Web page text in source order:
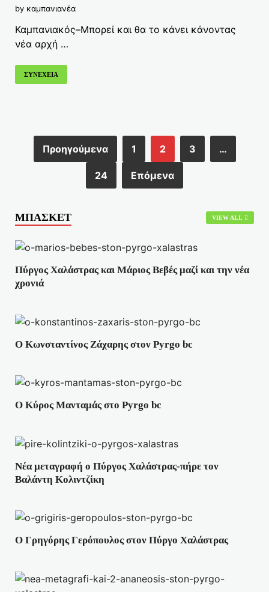
by καμπανιανέα
Καμπανιακός–Μπορεί και θα το κάνει κάνοντας
νέα αρχή …
ΣΥΝΕΧΕΙΑ
Προηγούμενα 1 2 3 …
24 Επόμενα
ΜΠΑΣΚΕΤ VIEW ALL
Πύργος Χαλάστρας και Μάριος Βεβές μαζί και την νέα
χρονιά
Ο Κωνσταντίνος Ζάχαρης στον Pyrgo bc
Ο Κύρος Μανταμάς στο Pyrgo bc
Νέα μεταγραφή ο Πύργος Χαλάστρας-πήρε τον
Βαλάντη Κολιντζίκη
Ο Γρηγόρης Γερόπουλος στον Πύργο Χαλάστρας